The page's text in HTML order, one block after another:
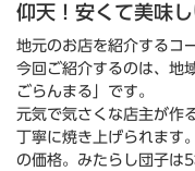
仰天！安くて美味
地元のお店を紹介するコ
今回ご紹介するのは、地
ごらんまる」です。
元気で気さくな店主が作
丁寧に焼き上げられます
の価格。みたらし団子は